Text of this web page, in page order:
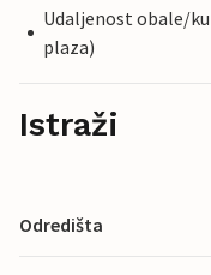
Udaljenost obale/
plaza)
Istraži
Odredišta